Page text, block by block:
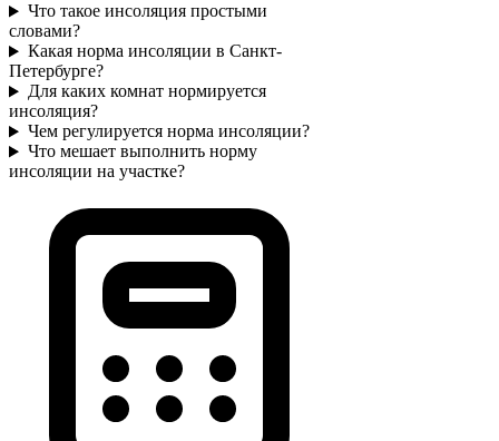
Что такое инсоляция простыми
словами?
Какая норма инсоляции в Санкт-
Петербурге?
Для каких комнат нормируется
инсоляция?
Чем регулируется норма инсоляции?
Что мешает выполнить норму
инсоляции на участке?